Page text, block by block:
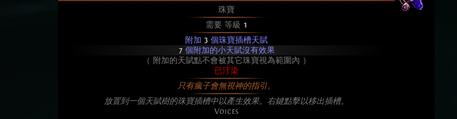
珠寶
需要 等級 1
附加 3 個珠寶插槽天賦
7個附加的小天賦沒有效果
（ 附加的天賦點不會被其它珠寶視為範圍內 ）
已汙染
只有瘋子會無視神的指引。
放置到一個天賦樹的珠寶插槽中以產生效果。右鍵點擊以移出插槽。
Voices